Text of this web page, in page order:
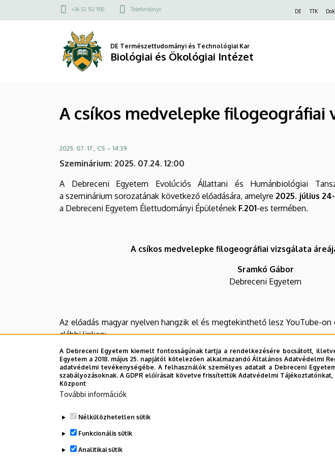
medvelepke
filogeográfiai
áreájának
a
Felső
menü
+36 52 512 900 Telefonkönyv DE TTK
DE Természettudományi és Technológiai Kar
Biológiai és Ökológiai Intézet
A csíkos medvelepke filogeográfiai
2025. 07. 17., CS – 14:39
Szeminárium: 2025. 07.24. 12:00
A Debreceni Egyetem Evolúciós Állattani és Humánbiológiai
a szeminárium sorozatának következő előadására, amelyre 2025. július
a Debreceni Egyetem Élettudományi Épületének F.201-es termében.
A csíkos medvelepke filogeográfiai vizsgálata
Sramkó Gábor
Debreceni Egyetem
Az előadás magyar nyelven hangzik el és megtekinthető lesz YouTube-
alábbi linken:
Az eseményről felvétel készül, melyet az előadás után a
A Debreceni Egyetem kiemelt fontosságúnak tartja a rendelkezésére bocsátott,
Egyetem a 2018. május 25. napjától kötelezően alkalmazandó Általános
adatvédelmi tevékenységébe. A felhasználók személyes adatait a Debreceni
szabályozásoknak. A GDPR előírásait követve frissítettük Adatvédelmi
Központ
További információk
Nélkülözhetetlen sütik
Funkcionális sütik
Analitikai sütik